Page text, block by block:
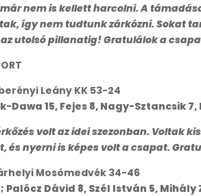
nem is kellett harcolni. A
így nem tudtunk zárkózni. Sokat
utolsó pillanatig! Gratulálok a
Leány KK 53-24
Dawa 15, Fejes 8, Nagy-Sztancsik
volt az idei szezonban. Voltak
és nyerni is képes volt a csapat.
Mosómedvék 34-46
Palócz Dávid 8, Szél István 5,